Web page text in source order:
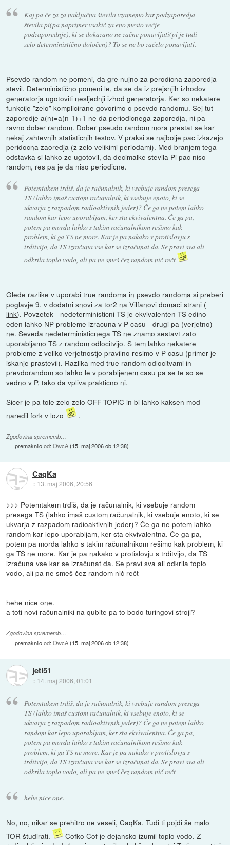
Kaj pa če za za naključna števila vzamemo kar podzaporedja
števila pi(pa naprimer vsakič za eno mesto večje
podzaporednje), ki se dokazano ne začne ponavljati(pi je tudi
zelo deterministično določen)? To se ne bo začelo ponavljati.
Psevdo random ne pomeni, da gre nujno za perodicna zaporedja
stevil. Deterministično pomeni le, da se da iz prejsnjih izhodov
generatorja ugotoviti nesljednji izhod generatorja. Ker so nekatere
funkcije "zelo" komplicirane govorimo o psevdo randomu. Sej tut
zaporedje a(n)=a(n-1)+1 ne da periodicnega zaporedja, ni pa
ravno dober random. Dober pseudo random mora prestat se kar
nekaj zahtevnih statisticnih testov. V praksi se najbolje pac izkazejo
peridocna zaoredja (z zelo velikimi periodami). Med branjem tega
odstavka si lahko ze ugotovil, da decimalke stevila Pi pac niso
random, res pa je da niso periodicne.
Potemtakem trdiš, da je računalnik, ki vsebuje random presega
TS (lahko imaš custom računalnik, ki vsebuje enoto, ki se
ukvarja z razpadom radioaktivnih jeder)? Če ga ne potem lahko
random kar lepo uporabljam, ker sta ekvivalentna. Če ga pa,
potem pa morda lahko s takim računalnikom rešimo kak
problem, ki ga TS ne more. Kar je pa nakako v protislovju s
trditvijo, da TS izračuna vse kar se izračunat da. Se pravi sva ali
odkrila toplo vodo, ali pa ne smeš čez random nič rečt
Glede razlike v uporabi true randoma in psevdo randoma si preberi
poglavje 9. v dodatni snovi za tor2 na Vilfanovi domaci strani (
link). Povzetek - nedeterministicni TS je ekvivalenten TS edino
eden lahko NP probleme izracuna v P casu - drugi pa (verjetno)
ne. Seveda nedeterministicnega TS ne znamo sestavt zato
uporabljamo TS z random odlocitvijo. S tem lahko nekatere
probleme z veliko verjetnostjo pravilno resimo v P casu (primer je
iskanje prastevil). Razlika med true random odlocitvami in
prevdorandom so lahko le v porabljenem casu pa se te so se
vedno v P, tako da vpliva prakticno ni.
Sicer je pa tole zelo zelo OFF-TOPIC in bi lahko kaksen mod
naredil fork v lozo
.
Zgodovina sprememb…
premaknilood:OwcA(15. maj 2006 ob 12:38)
CaqKa
:: 13. maj 2006, 20:56
>>> Potemtakem trdiš, da je računalnik, ki vsebuje random
presega TS (lahko imaš custom računalnik, ki vsebuje enoto, ki se
ukvarja z razpadom radioaktivnih jeder)? Če ga ne potem lahko
random kar lepo uporabljam, ker sta ekvivalentna. Če ga pa,
potem pa morda lahko s takim računalnikom rešimo kak problem, ki
ga TS ne more. Kar je pa nakako v protislovju s trditvijo, da TS
izračuna vse kar se izračunat da. Se pravi sva ali odkrila toplo
vodo, ali pa ne smeš čez random nič rečt
hehe nice one.
a toti novi računalniki na qubite pa to bodo turingovi stroji?
Zgodovina sprememb…
premaknilood:OwcA(15. maj 2006 ob 12:38)
jeti51
:: 14. maj 2006, 01:01
Potemtakem trdiš, da je računalnik, ki vsebuje random presega
TS (lahko imaš custom računalnik, ki vsebuje enoto, ki se
ukvarja z razpadom radioaktivnih jeder)? Če ga ne potem lahko
random kar lepo uporabljam, ker sta ekvivalentna. Če ga pa,
potem pa morda lahko s takim računalnikom rešimo kak
problem, ki ga TS ne more. Kar je pa nakako v protislovju s
trditvijo, da TS izračuna vse kar se izračunat da. Se pravi sva ali
odkrila toplo vodo, ali pa ne smeš čez random nič rečt
hehe nice one.
No, no, nikar se prehitro ne veseli, CaqKa. Tudi ti pojdi še malo
TOR študirati.
Cofko Cof je dejansko izumil toplo vodo. Z